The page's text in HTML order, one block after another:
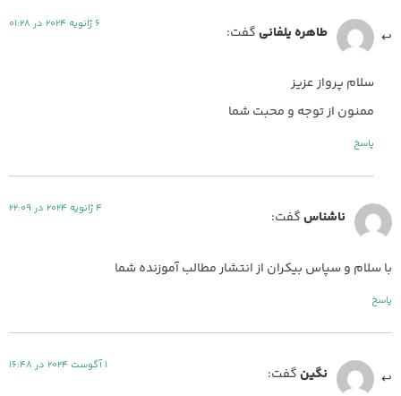
طاهره یلفانیگفت: 6 ژانویه 2024 در 01:28
سلام پرواز عزیز
ممنون از توجه و محبت شما
پاسخ
ناشناسگفت: 4 ژانویه 2024 در 22:09
با سلام و سپاس بیکران از انتشار مطالب آموزنده شما
پاسخ
نگینگفت: 1 آگوست 2024 در 16:48